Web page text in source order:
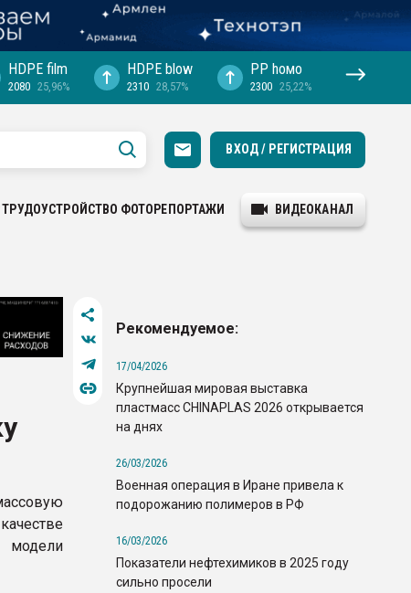
HDPE film
2080 25,96%
HDPE blow
2310 28,57%
PP hомо
2300 25,22%
ВХОД / РЕГИСТРАЦИЯ
ТРУДОУСТРОЙСТВО ФОТОРЕПОРТАЖИ ВИДЕОКАНАЛ
модели
Рекомендуемое:
17/04/2026
Крупнейшая мировая выставка
пластмасс CHINAPLAS 2026 открывается
на днях
26/03/2026
Военная операция в Иране привела к
подорожанию полимеров в РФ
16/03/2026
Показатели нефтехимиков в 2025 году
сильно просели